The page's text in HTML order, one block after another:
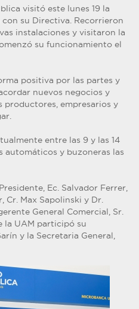
visitó este lunes 19 la
su Directiva. Recorrieron
instalaciones y visitaron la
su funcionamiento el
positiva por las partes y
nuevos negocios y
productores, empresarios y
entre las 9 y las 14
automáticos y buzoneras las
Ec. Salvador Ferrer,
Cr. Max Sapolinski y Dr.
General Comercial, Sr.
la UAM participó su
y la Secretaria General,